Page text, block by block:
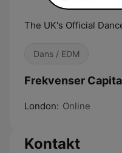
The UK's Official
Dans / EDM
Frekvenser
London: Online
Kontakt